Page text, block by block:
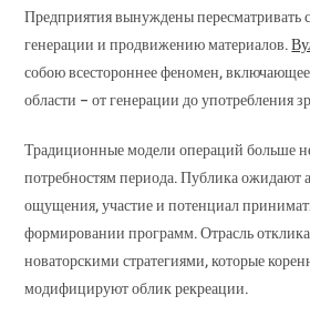
Предприятия вынуждены пересматривать
генерации и продвижению материалов.
собою всестороннее феномен, включающее
области – от генерации до употребления
Традиционные модели операций больше
потребностям периода. Публика ожидают
ощущения, участие и потенциал
формировании программ. Отрасль
новаторскими стратегиями, которые
модифицируют облик рекреации.